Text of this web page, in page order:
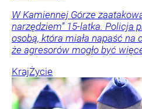
W Kamiennej Górze
narzędziem” 15-latka. Policja
osobą, która miała napaść na
że agresorów mogło być
KrajŻycie